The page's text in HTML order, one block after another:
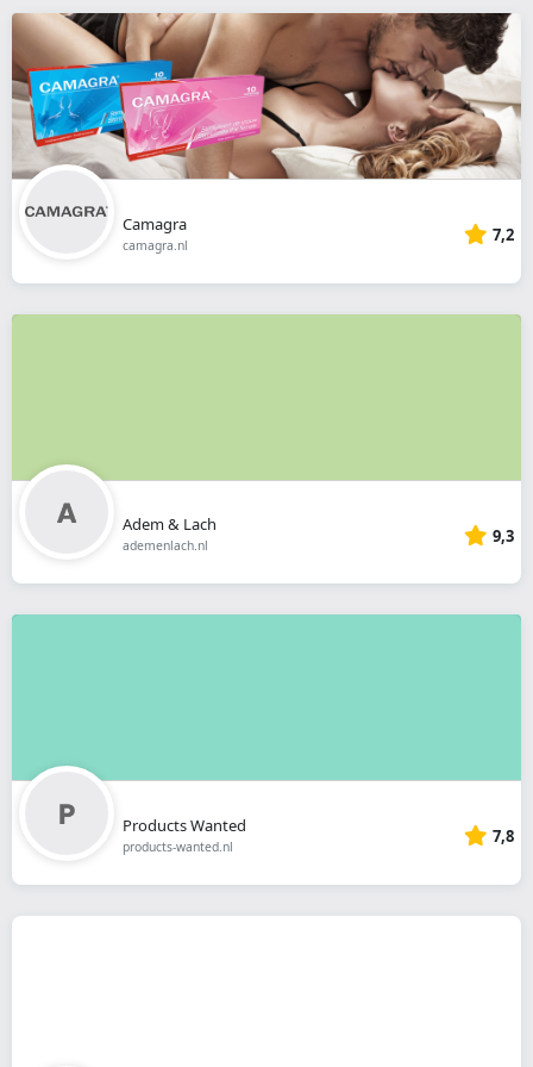
Camagra
camagra.nl 7,2
Adem & Lach
ademenlach.nl 9,3
Products Wanted
products-wanted.nl 7,8